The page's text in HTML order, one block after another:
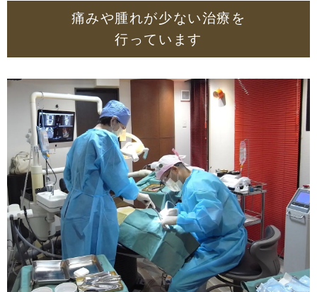
痛みや腫れが少ない治療を
行っています